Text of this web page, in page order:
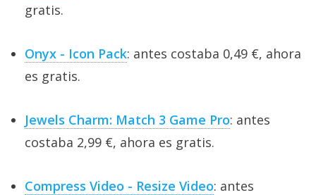
gratis.
Onyx - Icon Pack: antes costaba 0,49 €, ahora
es gratis.
Jewels Charm: Match 3 Game Pro: antes
costaba 2,99 €, ahora es gratis.
Compress Video - Resize Video: antes